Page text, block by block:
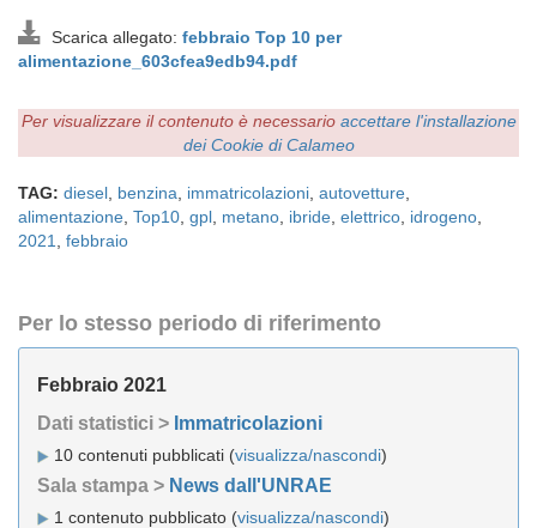
Scarica allegato: febbraio Top 10 per
alimentazione_603cfea9edb94.pdf
Per visualizzare il contenuto è necessario accettare l'installazione
dei Cookie di Calameo
TAG: diesel benzina immatricolazioni autovetture
alimentazione Top10 gpl metano ibride elettrico idrogeno
2021
febbraio
Per lo stesso periodo di riferimento
Febbraio 2021
Dati statistici > Immatricolazioni
10 contenuti pubblicati (visualizza/nascondi)
Sala stampa > News dall'UNRAE
1 contenuto pubblicato (visualizza/nascondi)